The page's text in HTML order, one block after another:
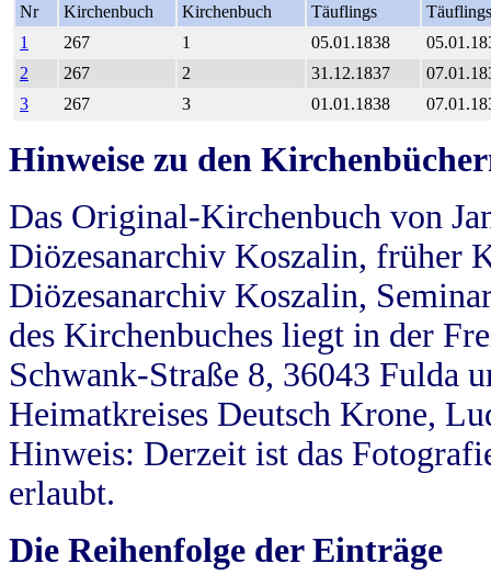
Nr
Kirchenbuch
Kirchenbuch
Täuflings
Täuflings
1
267 1 05.01.1838
2
267 2 31.12.1837
3
267 3 01.01.1838
Hinweise zu den
Das Original-Kirchenbuch von
Diözesanarchiv Koszalin, früher
Diözesanarchiv Koszalin,
des Kirchenbuches liegt in der
Schwank-Straße 8, 36043 Fulda
Heimatkreises Deutsch Krone,
Hinweis: Derzeit ist das
erlaubt.
Die Reihenfolge der Einträge